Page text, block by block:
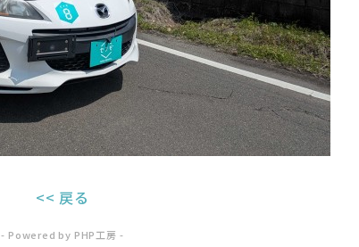
<< 戻る
- Powered by PHP工房 -